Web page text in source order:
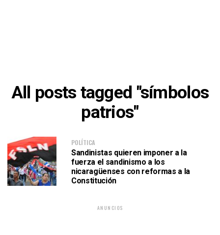
All posts tagged "símbolos
patrios"
POLÍTICA
Sandinistas quieren imponer a la
fuerza el sandinismo a los
nicaragüenses con reformas a la
Constitución
ANUNCIOS